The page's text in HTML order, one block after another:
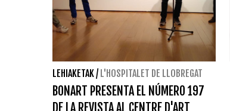
LEHIAKETAK/ L'HOSPITALET DE LLOBREGAT
BONART PRESENTA EL NÚMERO 197
DE LA REVISTA AL CENTRE D'ART